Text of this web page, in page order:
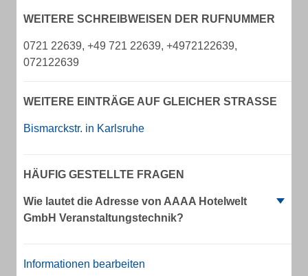
WEITERE SCHREIBWEISEN DER RUFNUMMER
0721 22639, +49 721 22639, +4972122639,
072122639
WEITERE EINTRÄGE AUF GLEICHER STRASSE
Bismarckstr. in Karlsruhe
HÄUFIG GESTELLTE FRAGEN
Wie lautet die Adresse von AAAA Hotelwelt
GmbH Veranstaltungstechnik?
Informationen bearbeiten